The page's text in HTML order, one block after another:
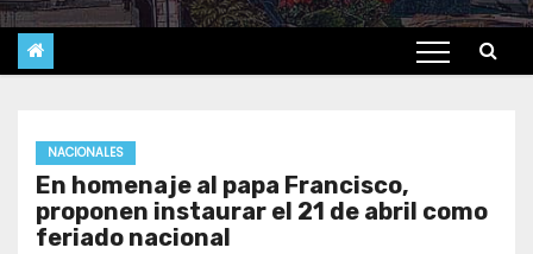
NACIONALES
En homenaje al papa Francisco,
proponen instaurar el 21 de abril como
feriado nacional